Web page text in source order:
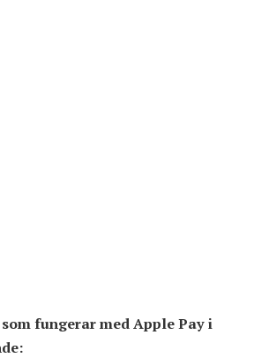
fungerar med Apple Pay i